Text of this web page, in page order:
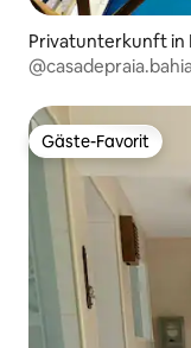
Privatunterkunft in
Gäste-Favorit
Gäste-Favorit